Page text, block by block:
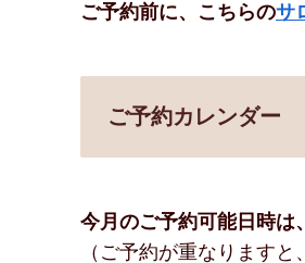
ご予約前に、こちらのサ
ご予約カレンダー
今月のご予約可能日時は
（ご予約が重なります